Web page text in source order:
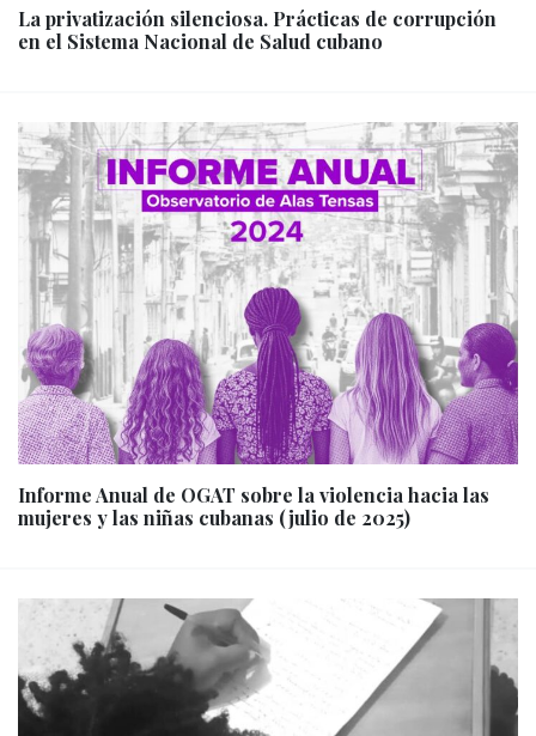
La privatización silenciosa. Prácticas de corrupción
en el Sistema Nacional de Salud cubano
Informe Anual de OGAT sobre la violencia hacia las
mujeres y las niñas cubanas (julio de 2025)